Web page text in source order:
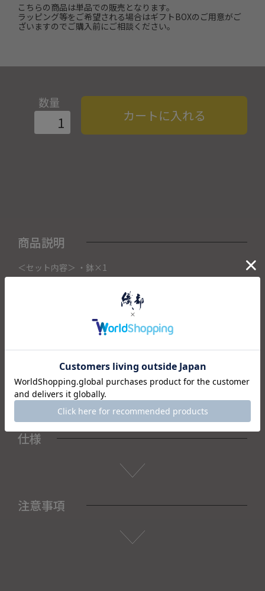
こちらの商品は単品での販売となります。
ラッピング等をご希望される場合はギフトBOXのご用意がご
ざいますのでご購入前にご相談ください。
数量
カートに入れる
商品説明
＜セット内容＞ ・鉢×1
こちらの商品は織部下北沢店にて展示販売中の作品になりま
ご注文いただいたタイミングによって織部下北沢店頭で売り
切れた場合は、キャンセルさせて頂きます。
また織部下北沢店からの出荷になりますので、ご注文確認
予めご了承くださいませ。
仕様
注意事項